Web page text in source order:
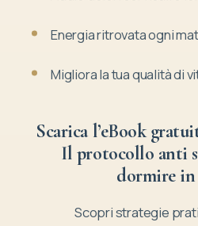
Energia ritrovata ogni
Migliora la tua qualità di
Scarica l’eBook
Il protocollo anti
dormire in
Scopri strategie